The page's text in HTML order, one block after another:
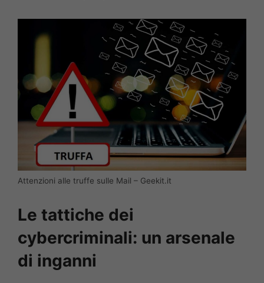
Attenzioni alle truffe sulle Mail – Geekit.it
Le tattiche dei
cybercriminali: un arsenale
di inganni